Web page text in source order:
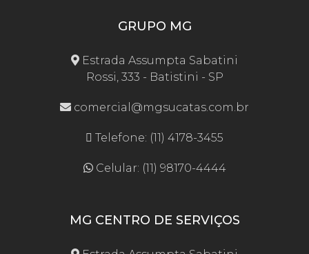
GRUPO MG
Estrada Assumpta Sabatini
Rossi, 333 - Batistini - SP
comercial@mgsucatas.com.br
Telefone: (11) 4178-3455
Celular: (11) 98170-4444
MG CENTRO DE SERVIÇOS